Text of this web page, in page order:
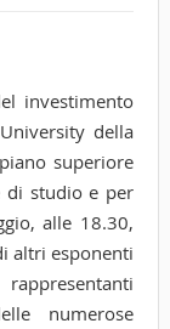
investimento
della
superiore
di studio e per
alle 18.30,
altri esponenti
numerose